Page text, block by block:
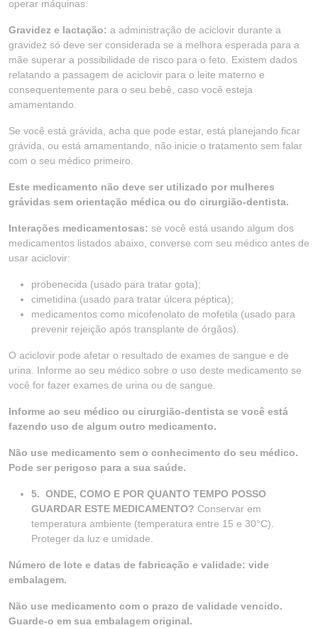
operar máquinas.
Gravidez e lactação: a administração de aciclovir durante a
gravidez só deve ser considerada se a melhora esperada para a
mãe superar a possibilidade de risco para o feto. Existem dados
relatando a passagem de aciclovir para o leite materno e
consequentemente para o seu bebê, caso você esteja
amamentando.
Se você está grávida, acha que pode estar, está planejando ficar
grávida, ou está amamentando, não inicie o tratamento sem falar
com o seu médico primeiro.
Este medicamento não deve ser utilizado por mulheres
grávidas sem orientação médica ou do cirurgião-dentista.
Interações medicamentosas: se você está usando algum dos
medicamentos listados abaixo, converse com seu médico antes de
usar aciclovir:
probenecida (usado para tratar gota);
cimetidina (usado para tratar úlcera péptica);
medicamentos como micofenolato de mofetila (usado para
prevenir rejeição após transplante de órgãos).
O aciclovir pode afetar o resultado de exames de sangue e de
urina. Informe ao seu médico sobre o uso deste medicamento se
você for fazer exames de urina ou de sangue.
Informe ao seu médico ou cirurgião-dentista se você está
fazendo uso de algum outro medicamento.
Não use medicamento sem o conhecimento do seu médico.
Pode ser perigoso para a sua saúde.
5. ONDE, COMO E POR QUANTO TEMPO POSSO
GUARDAR ESTE MEDICAMENTO? Conservar em
temperatura ambiente (temperatura entre 15 e 30°C).
Proteger da luz e umidade.
Número de lote e datas de fabricação e validade: vide
embalagem.
Não use medicamento com o prazo de validade vencido.
Guarde-o em sua embalagem original.